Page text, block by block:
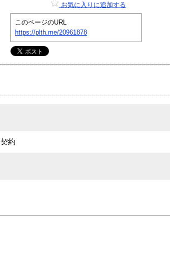
お気に入りに追加する
このページのURL
https://plth.me/20961878
約